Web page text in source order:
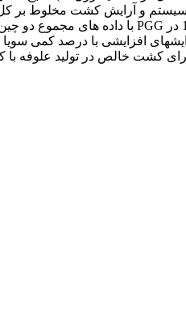
کشت خالص در تولید علوفه با